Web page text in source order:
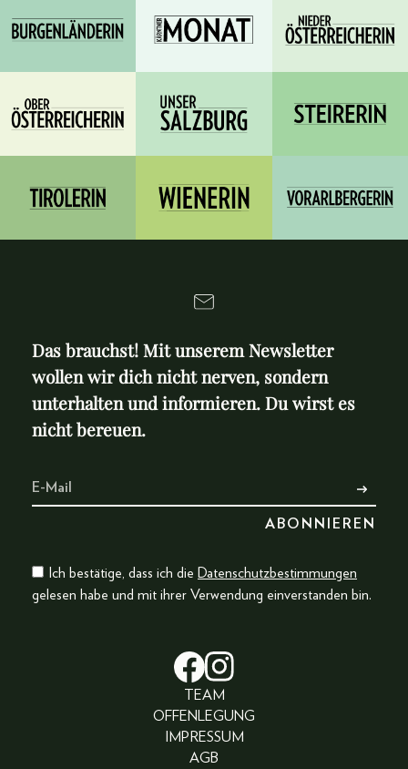
Das brauchst! Mit unserem Newsletter
wollen wir dich nicht nerven, sondern
unterhalten und informieren. Du wirst es
nicht bereuen.
Ich bestätige, dass ich die Datenschutzbestimmungen
gelesen habe und mit ihrer Verwendung einverstanden bin.
TEAM
OFFENLEGUNG
IMPRESSUM
AGB